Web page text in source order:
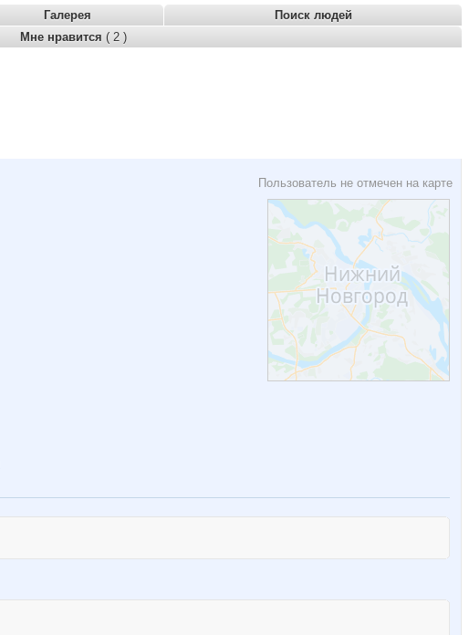
Галерея
Поиск людей
Мне нравится ( 2 )
Пользователь не отмечен на карте